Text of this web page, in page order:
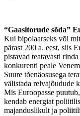
“Gaasitorude sõda”
Kui bipolaarseks või
pärast 200 a. eest, siis
pistavad teatavasti
konkurenti peale
Suure tõenäosusega
välistada relvajõudude
Mis Euroopasse
kendab energiat
majanduslikult ja